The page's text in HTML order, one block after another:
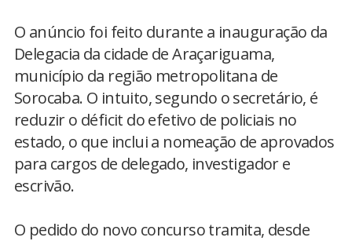
O anúncio foi feito durante a inauguração da
Delegacia da cidade de Araçariguama,
município da região metropolitana de
Sorocaba. O intuito, segundo o secretário, é
reduzir o déficit do efetivo de policiais no
estado, o que inclui a nomeação de aprovados
para cargos de delegado, investigador e
escrivão.
O pedido do novo concurso tramita, desde